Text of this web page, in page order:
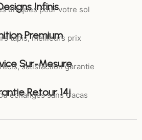
Infinis
uniques pour votre sol
Premium
tapis, meilleurs prix
Sur-Mesure
satisfaction garantie
Retour 14j
échanges sans tracas